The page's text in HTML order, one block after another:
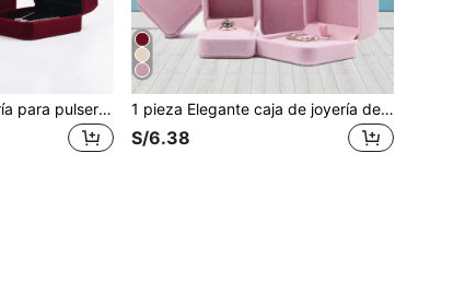
1 pieza Caja de joyería para pulsera, anillo, colgante, aretes, collar, organizador de joyería de terciopelo, adecuado para el hogar y los viajes, regalo para el Día de San Valentín y el regreso a la escuela 1 pieza Elegante caja de joyería de terciopelo para organizar pulseras, anillos, colgantes, aretes y collares, perfecta para el hogar y los viajes, un regalo ideal para el Día de San Valentín, un presente pensado para el regreso a clases, una solución de almacenamiento elegante para celebraciones festivas y ocasiones especiales, mejora tu colección de joyas con este organizador chic
S/6.38